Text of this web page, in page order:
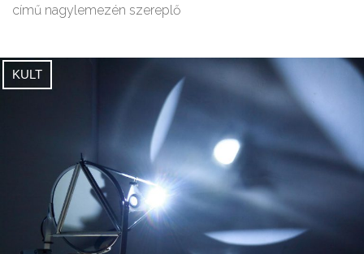
című nagylemezén szereplő
KULT